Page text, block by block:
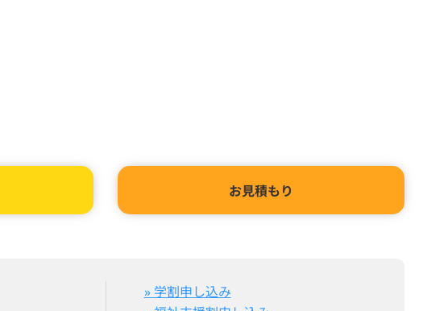
お見積もり
» 学割申し込み